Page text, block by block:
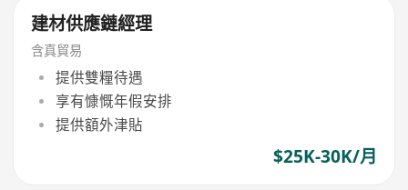
建材供應鏈經理
含真貿易
提供雙糧待遇
享有慷慨年假安排
提供額外津貼
$25K-30K/月